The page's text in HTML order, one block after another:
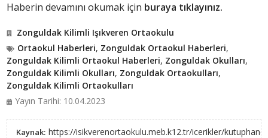
Haberin devamını okumak için buraya tıklayınız.
Zonguldak Kilimli Işıkveren Ortaokulu
Ortaokul Haberleri, Zonguldak Ortaokul Haberleri,
Zonguldak Kilimli Ortaokul Haberleri, Zonguldak Okulları,
Zonguldak Kilimli Okulları, Zonguldak Ortaokulları,
Zonguldak Kilimli Ortaokulları
Yayın Tarihi: 10.04.2023
Kaynak: https://isikverenortaokulu.meb.k12.tr/icerikler/kutuphane-